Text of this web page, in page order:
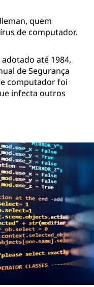
quem
de computador.
até 1984,
de Segurança
computador foi
infecta outros